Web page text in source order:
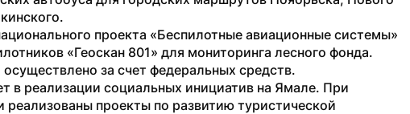
проекта «Беспилотные авиационные системы»
«Геоскан 801» для мониторинга лесного фонда.
за счет федеральных средств.
в реализации социальных инициатив на Ямале. При
проекты по развитию туристической